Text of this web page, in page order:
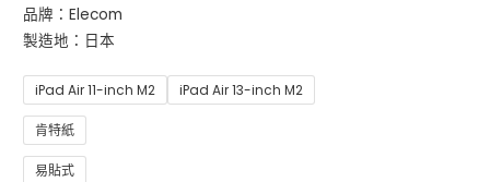
品牌：Elecom
製造地：日本
iPad Air 11-inch M2 iPad Air 13-inch M2
肯特紙
易貼式